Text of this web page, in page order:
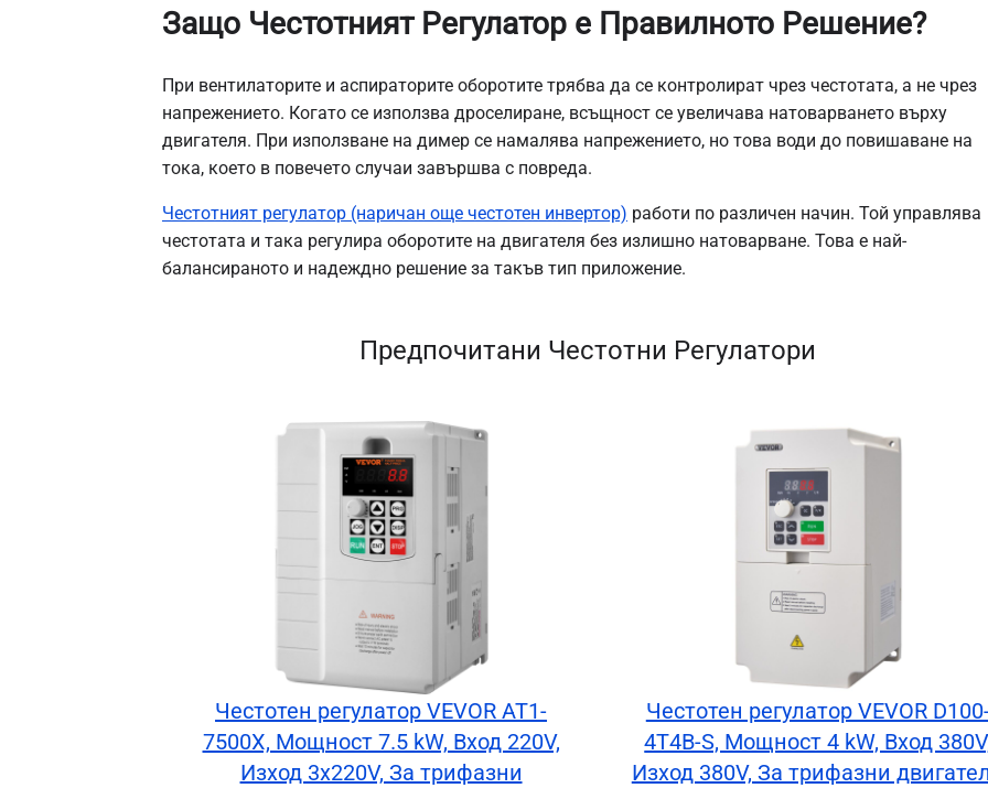
Защо Честотният Регулатор е Правилното Решение?
При вентилаторите и аспираторите оборотите трябва да се контролират чрез честотата, а не чрез
напрежението. Когато се използва дроселиране, всъщност се увеличава натоварването върху
двигателя. При използване на димер се намалява напрежението, но това води до повишаване на
тока, което в повечето случаи завършва с повреда.
Честотният регулатор (наричан още честотен инвертор) работи по различен начин. Той управлява
честотата и така регулира оборотите на двигателя без излишно натоварване. Това е най-
балансираното и надеждно решение за такъв тип приложение.
Предпочитани Честотни Регулатори
Честотен регулатор VEVOR AT1-
7500X, Мощност 7.5 kW, Вход 220V,
Изход 3x220V, За трифазни
Честотен регулатор VEVOR
4T4B-S, Мощност 4 kW, Вход
Изход 380V, За трифазни